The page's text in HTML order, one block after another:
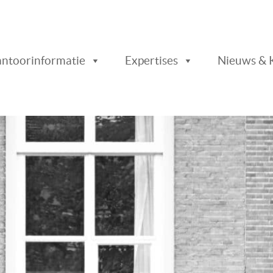
Expertises Nieuws &